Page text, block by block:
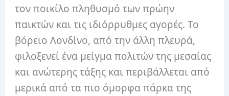
τον ποικίλο πληθυσμό των πρώην
παικτών και τις ιδιόρρυθμες αγορές. Το
βόρειο Λονδίνο, από την άλλη πλευρά,
φιλοξενεί ένα μείγμα πολιτών της μεσαίας
και ανώτερης τάξης και περιβάλλεται από
μερικά από τα πιο όμορφα πάρκα της